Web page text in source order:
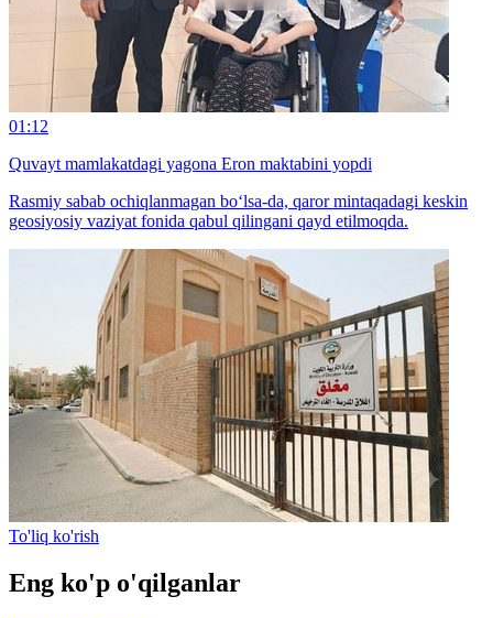
01:12
Quvayt mamlakatdagi yagona Eron maktabini yopdi
Rasmiy sabab ochiqlanmagan bo‘lsa-da, qaror mintaqadagi keskin
geosiyosiy vaziyat fonida qabul qilingani qayd etilmoqda.
To'liq ko'rish
Eng ko'p o'qilganlar